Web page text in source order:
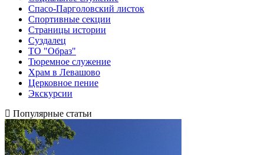
Спасо-Парголовский листок
Спортивные секции
Страницы истории
Суздалец
ТО "Образ"
Тюремное служение
Храм в Левашово
Церковное пение
Экскурсии
Популярные статьи